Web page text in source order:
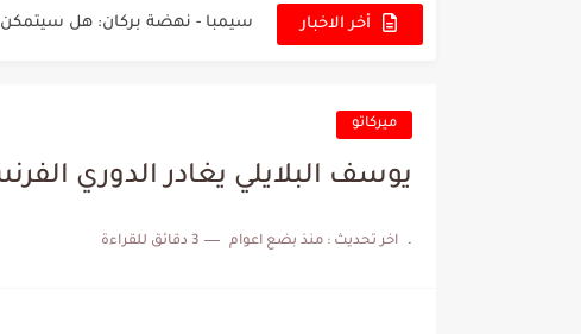
أخر الاخبار سيمبا - نهضة بركان: هل
عرض قطري يُغري ادارة النادي
ميركاتو
يوسف البلايلي يغادر الدوري
. اخر تحديث : منذ بضع اعوام 3 دقائق للقراءة